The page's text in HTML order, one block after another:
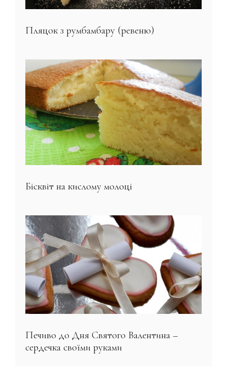
Пляцок з румбамбару (ревеню)
Бісквіт на кислому молоці
Печиво до Дня Святого Валентина –
сердечка своїми руками